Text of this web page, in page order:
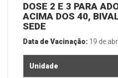
DOSE 2 E 3 PARA
ACIMA DOS 40,
SEDE
Data de Vacinação: 19 de
Unidade